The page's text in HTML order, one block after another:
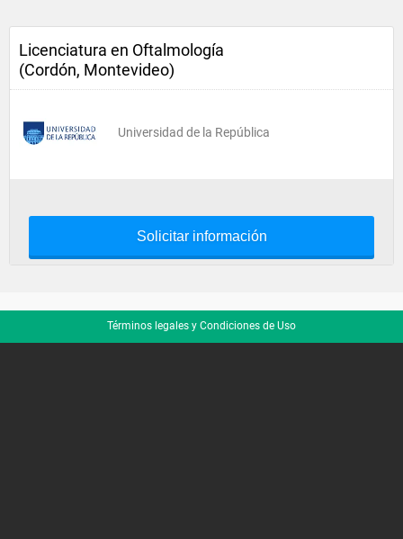
Licenciatura en Oftalmología
(Cordón, Montevideo)
Universidad de la República
Solicitar información
Términos legales y Condiciones de Uso